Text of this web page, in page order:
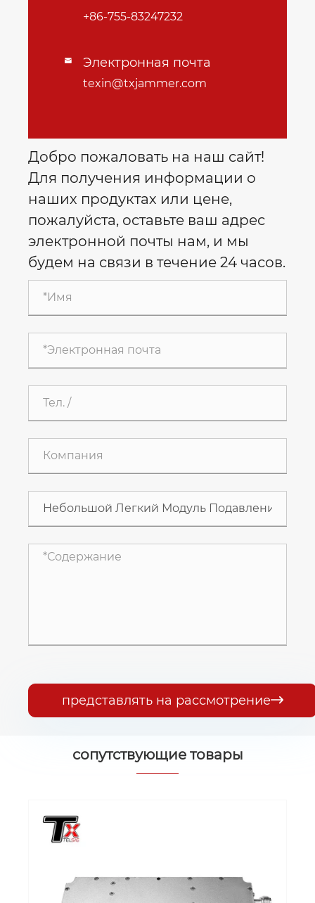
+86-755-83247232
 Электронная почта
texin@txjammer.com
Добро пожаловать на наш сайт!
Для получения информации о
наших продуктах или цене,
пожалуйста, оставьте ваш адрес
электронной почты нам, и мы
будем на связи в течение 24 часов.
представлять на рассмотрение
сопутствующие товары